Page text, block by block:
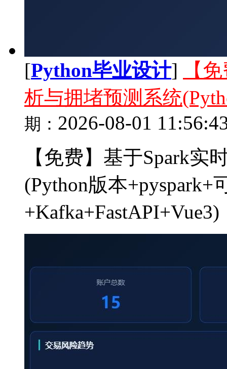
[Python毕业设计]
【
析与拥堵预测系统
期： 2026-08-01
【免费】基于Spark
(Python版本+pyspark+